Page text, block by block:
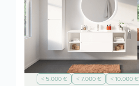
< 5.000 € < 7.000 € < 10.000 €